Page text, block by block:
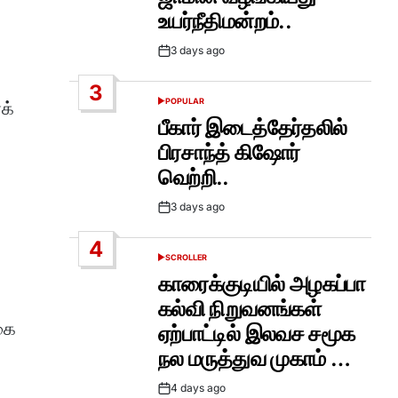
உயர்நீதிமன்றம்..
Post3 days ago
3
POSTED
POPULAR
பீகார் இடைத்தேர்தலில்
பிரசாந்த் கிஷோர்
வெற்றி..
Post3 days ago
4
POSTED
SCROLLER
காரைக்குடியில் அழகப்பா
கல்வி நிறுவனங்கள்
ஏற்பாட்டில் இலவச சமூக
நல மருத்துவ முகாம் …
Post4 days ago